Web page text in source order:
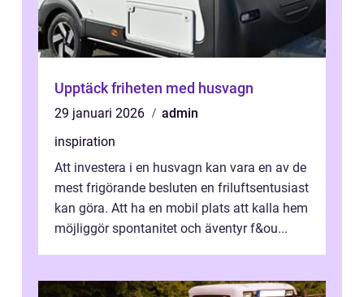
Upptäck friheten med husvagn
29 januari 2026
admin
inspiration
Att investera i en husvagn kan vara en av de
mest frigörande besluten en friluftsentusiast
kan göra. Att ha en mobil plats att kalla hem
möjliggör spontanitet och äventyr f&ou...